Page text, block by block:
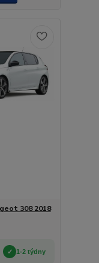
308 2018
1-2 týdny